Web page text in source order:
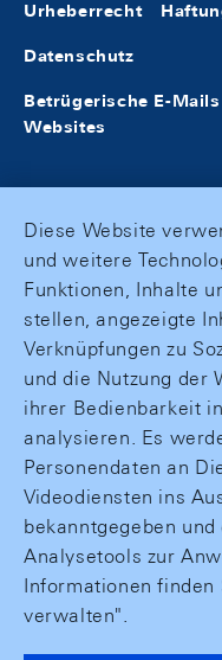
Urheberrecht
Datenschutz
Betrügerische E-
Websites
Diese Website
und weitere
Funktionen, Inhalte
stellen, angezeigte
Verknüpfungen zu
und die Nutzung der
ihrer Bedienbarkeit
analysieren. Es
Personendaten an
Videodiensten ins
bekanntgegeben
Analysetools zur
Informationen finden
verwalten".